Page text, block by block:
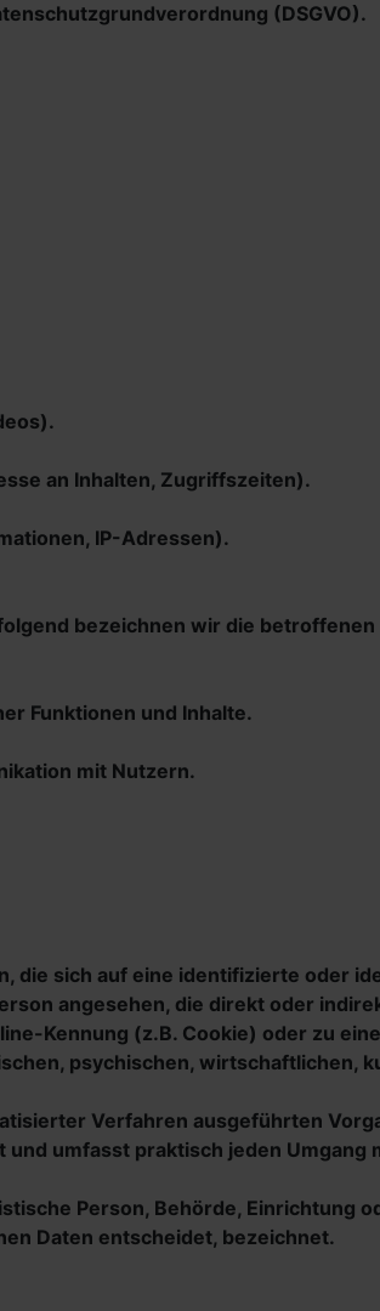
(DSGVO).
an Inhalten, Zugriffszeiten).
IP-Adressen).
bezeichnen wir die
Funktionen und Inhalte.
mit Nutzern.
die sich auf eine identifizierte oder
angesehen, die direkt oder
Kennung (z.B. Cookie) oder zu
psychischen, wirtschaftlichen,
Verfahren ausgeführten
umfasst praktisch jeden Umgang
Person, Behörde, Einrichtung
Daten entscheidet, bezeichnet.